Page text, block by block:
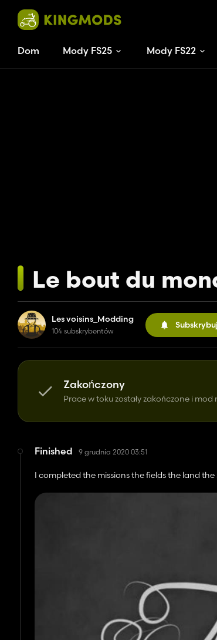
Dom Mody FS25 Mody FS22
Le bout du
Les voisins_Modding
104 subskrybentów
Subskrybuj
Zakończony
Prace w toku zostały zakończone i
Finished 9 grudnia 2020 03:51
I completed the missions the fields the land